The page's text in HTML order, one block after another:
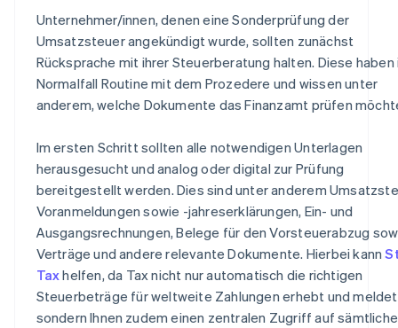
Unternehmer/innen, denen eine Sonderprüfung der
Umsatzsteuer angekündigt wurde, sollten zunächst
Rücksprache mit ihrer Steuerberatung halten. Diese haben
Normalfall Routine mit dem Prozedere und wissen unter
anderem, welche Dokumente das Finanzamt prüfen
Im ersten Schritt sollten alle notwendigen Unterlagen
herausgesucht und analog oder digital zur Prüfung
bereitgestellt werden. Dies sind unter anderem
Voranmeldungen sowie -jahreserklärungen, Ein- und
Ausgangsrechnungen, Belege für den Vorsteuerabzug
Verträge und andere relevante Dokumente. Hierbei kann
Taxhelfen, da Tax nicht nur automatisch die richtigen
Steuerbeträge für weltweite Zahlungen erhebt und
sondern Ihnen zudem einen zentralen Zugriff auf sämtliche